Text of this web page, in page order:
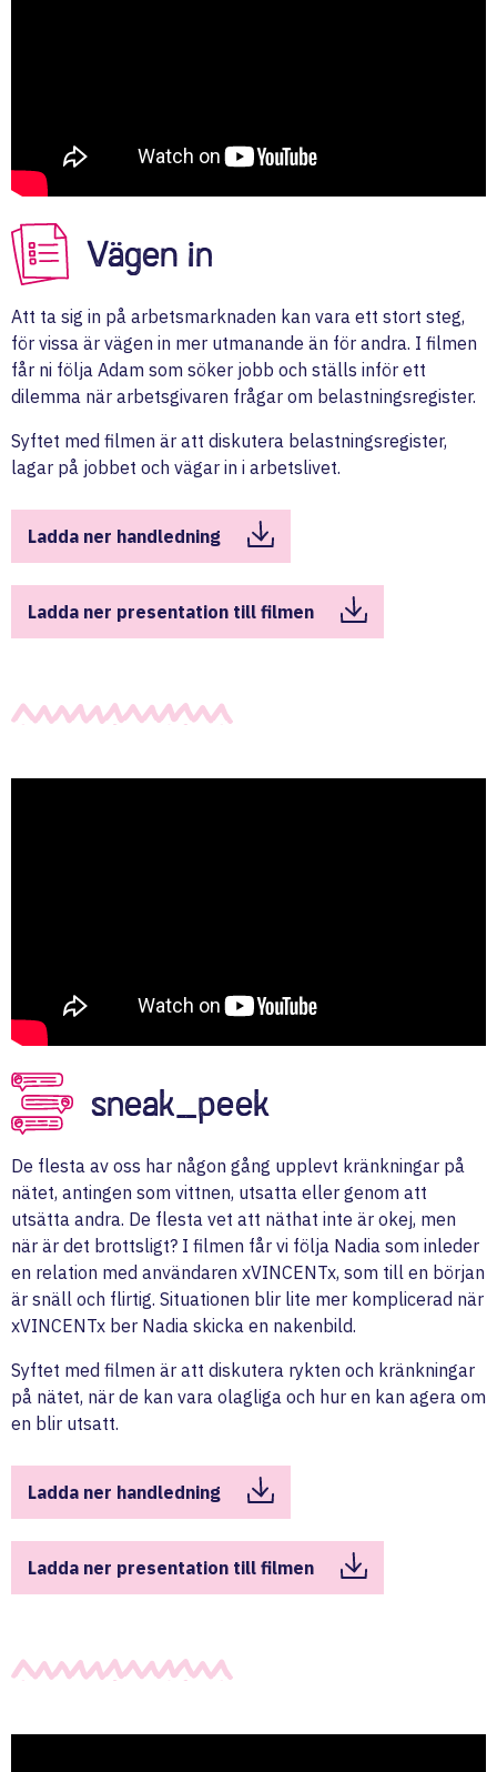
Vägen in
Att ta sig in på arbetsmarknaden kan vara ett stort steg,
för vissa är vägen in mer utmanande än för andra. I filmen
får ni följa Adam som söker jobb och ställs inför ett
dilemma när arbetsgivaren frågar om belastningsregister.
Syftet med filmen är att diskutera belastningsregister,
lagar på jobbet och vägar in i arbetslivet.
Ladda ner handledning
Ladda ner presentation till filmen
sneak_peek
De flesta av oss har någon gång upplevt kränkningar på
nätet, antingen som vittnen, utsatta eller genom att
utsätta andra. De flesta vet att näthat inte är okej, men
när är det brottsligt? I filmen får vi följa Nadia som inleder
en relation med användaren xVINCENTx, som till en början
är snäll och flirtig. Situationen blir lite mer komplicerad när
xVINCENTx ber Nadia skicka en nakenbild.
Syftet med filmen är att diskutera rykten och kränkningar
på nätet, när de kan vara olagliga och hur en kan agera om
en blir utsatt.
Ladda ner handledning
Ladda ner presentation till filmen